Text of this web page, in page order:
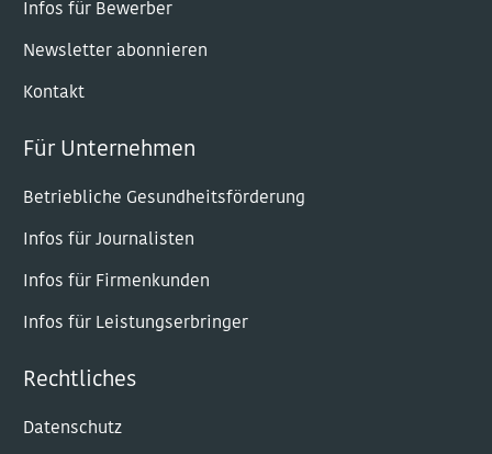
Infos für Bewerber
Newsletter abonnieren
Kontakt
Für Unternehmen
Betriebliche Gesundheitsförderung
Infos für Journalisten
Infos für Firmenkunden
Infos für Leistungserbringer
Rechtliches
Datenschutz